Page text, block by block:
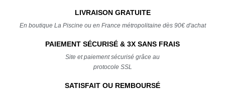
LIVRAISON GRATUITE
En boutique La Piscine ou en France métropolitaine dès 90€ d'achat
PAIEMENT SÉCURISÉ & 3X SANS FRAIS
Site et paiement sécurisé grâce au
protocole SSL
SATISFAIT OU REMBOURSÉ